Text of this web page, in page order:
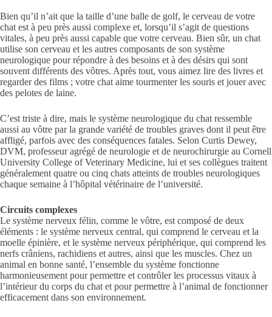
Bien qu’il n’ait que la taille d’une balle de golf, le cerveau de votre
chat est à peu près aussi complexe et, lorsqu’il s’agit de questions
vitales, à peu près aussi capable que votre cerveau. Bien sûr, un chat
utilise son cerveau et les autres composants de son système
neurologique pour répondre à des besoins et à des désirs qui sont
souvent différents des vôtres. Après tout, vous aimez lire des livres et
regarder des films ; votre chat aime tourmenter les souris et jouer avec
des pelotes de laine.
C’est triste à dire, mais le système neurologique du chat ressemble
aussi au vôtre par la grande variété de troubles graves dont il peut être
affligé, parfois avec des conséquences fatales. Selon Curtis Dewey,
DVM, professeur agrégé de neurologie et de neurochirurgie au Cornell
University College of Veterinary Medicine, lui et ses collègues traitent
généralement quatre ou cinq chats atteints de troubles neurologiques
chaque semaine à l’hôpital vétérinaire de l’université.
Circuits complexes
Le système nerveux félin, comme le vôtre, est composé de deux
éléments : le système nerveux central, qui comprend le cerveau et la
moelle épinière, et le système nerveux périphérique, qui comprend les
nerfs crâniens, rachidiens et autres, ainsi que les muscles. Chez un
animal en bonne santé, l’ensemble du système fonctionne
harmonieusement pour permettre et contrôler les processus vitaux à
l’intérieur du corps du chat et pour permettre à l’animal de fonctionner
efficacement dans son environnement.